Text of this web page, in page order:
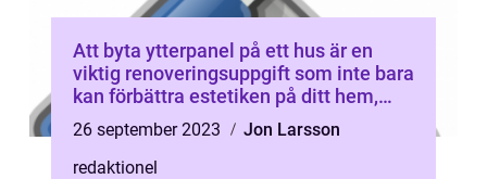
Att byta ytterpanel på ett hus är en
viktig renoveringsuppgift som inte bara
kan förbättra estetiken på ditt hem,
utan även ge ökad energieffektivitet
och hållbarhet
26 september 2023
Jon Larsson
redaktionel